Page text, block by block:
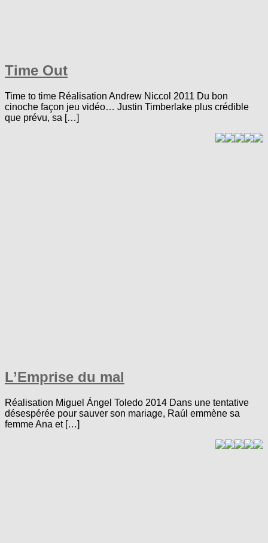
Time Out
Time to time Réalisation Andrew Niccol 2011 Du bon
cinoche façon jeu vidéo… Justin Timberlake plus crédible
que prévu, sa […]
L’Emprise du mal
Réalisation Miguel Ángel Toledo 2014 Dans une tentative
désespérée pour sauver son mariage, Raúl emmène sa
femme Ana et […]